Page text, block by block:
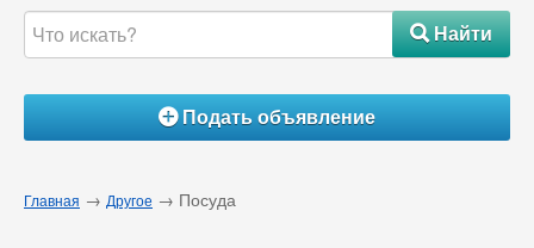
#Найти
ÁПодать объявление
Главная → Другое → Посуда